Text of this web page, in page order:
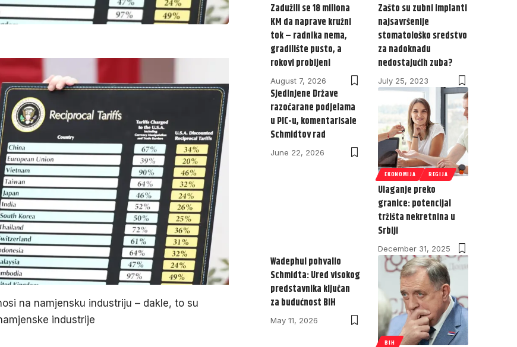
na namjensku industriju – dakle, to su
industrije
Zadužili se 18 miliona
KM da naprave kružni
tok – radnika nema,
gradilište pusto, a
rokovi probijeni
August 7, 2026
Zašto su zubni implanti
najsavršenije
stomatološko sredstvo
za nadoknadu
nedostajućih zuba?
July 25, 2023
Sjedinjene Države
razočarane podjelama
u PIC-u, komentarisale
Schmidtov rad
June 22, 2026
EKONOMIJA REGIJA
Ulaganje preko
granice: potencijal
tržišta nekretnina u
Srbiji
December 31, 2025
Wadephul pohvalio
Schmidta: Ured visokog
predstavnika ključan
za budućnost BiH
May 11, 2026
BIH